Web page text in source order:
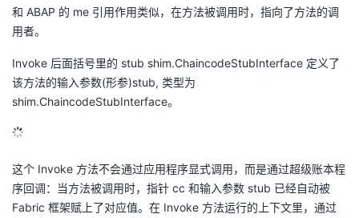
和 ABAP 的 me 引用作用类似，在方法被调用时，指向了方法的调
用者。
Invoke 后面括号里的 stub shim.ChaincodeStubInterface 定义了
该方法的输入参数(形参)stub, 类型为
shim.ChaincodeStubInterface。
这个 Invoke 方法不会通过应用程序显式调用，而是通过超级账本程
序回调：当方法被调用时，指针 cc 和输入参数 stub 已经自动被
Fabric 框架赋上了对应值。在 Invoke 方法运行的上下文里，通过